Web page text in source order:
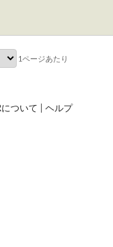
1ページあたり
ついて ヘルプ